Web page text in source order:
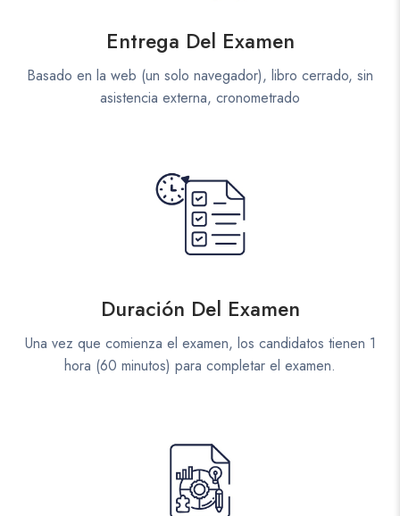
Entrega Del Examen
Basado en la web (un solo navegador), libro cerrado, sin
asistencia externa, cronometrado
Duración Del Examen
Una vez que comienza el examen, los candidatos tienen 1
hora (60 minutos) para completar el examen.